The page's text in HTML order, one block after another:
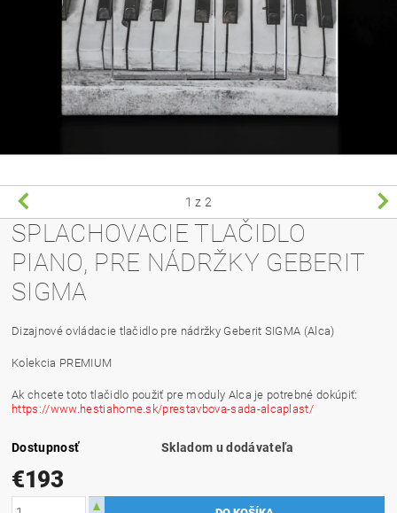
1 z 2
SPLACHOVACIE TLAČIDLO
PIANO, PRE NÁDRŽKY GEBERIT
SIGMA
Dizajnové ovládacie tlačidlo pre nádržky Geberit SIGMA (Alca)
Kolekcia PREMIUM
Ak chcete toto tlačidlo použiť pre moduly Alca je potrebné dokúpiť:
https://www.hestiahome.sk/prestavbova-sada-alcaplast/
Dostupnosť Skladom u dodávateľa
€193